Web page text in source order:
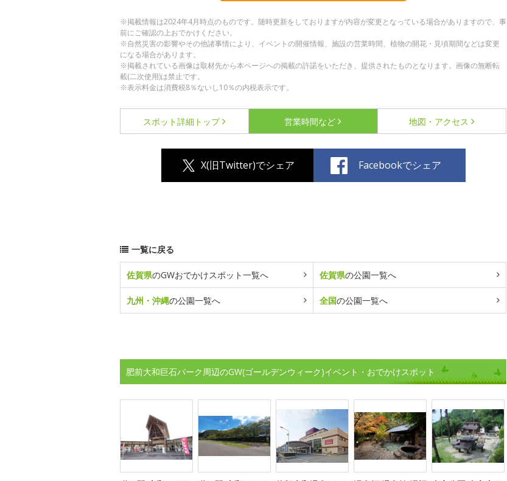
※掲載情報は2024年4月時点のものです。随時更新をしておりますが内容が変更となっている場合がありますので、事
前にご確認の上おでかけください。
※自然災害の影響やその他諸事情により、イベントの開催情報、施設の営業時間、植物の開花・見頃期間などは変更
になる場合があります。
※掲載されている画像は取材先から本ページへの掲載の許諾をいただき、提供されたものとなります。画像の無断転
載(二次使用)は禁止です。
※表示料金は消費税8％ないし10％の内税表示です。
スポット詳細 トップ 営業時間など 地図・アクセス
X(旧Twitter)でシェア Facebookでシェア
一覧に戻る
佐賀県のGWおでかけスポット一覧へ 佐賀県の公園一覧へ
九州・沖縄の公園一覧へ 全国の公園一覧へ
肥前大和巨石パーク周辺のGW(ゴールデンウィーク)イベント・おでかけスポット